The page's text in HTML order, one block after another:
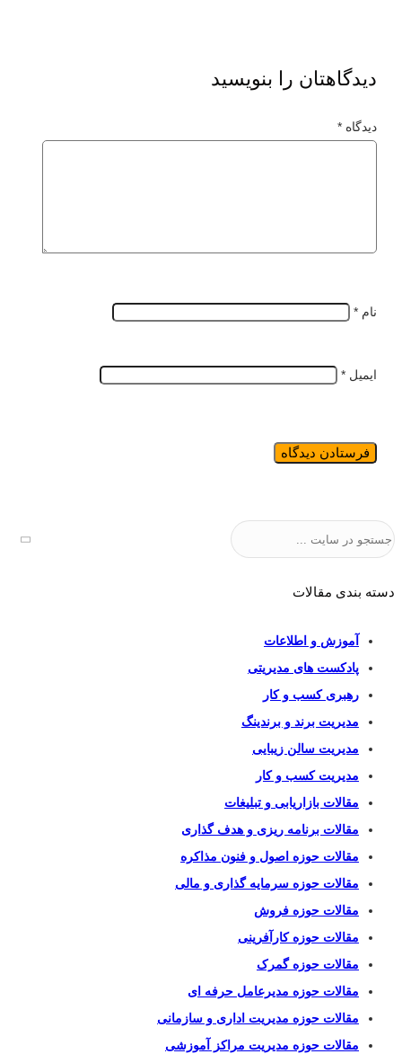
دیدگاهتان را بنویسید
دیدگاه *
نام *
ایمیل *
جستجو
دسته بندی مقالات
آموزش و اطلاعات
پادکست های مدیریتی
رهبری کسب و کار
مدیریت برند و برندینگ
مدیریت سالن زیبایی
مدیریت کسب و کار
مقالات بازاریابی و تبلیغات
مقالات برنامه ریزی و هدف گذاری
مقالات حوزه اصول و فنون مذاکره
مقالات حوزه سرمایه گذاری و مالی
مقالات حوزه فروش
مقالات حوزه کارآفرینی
مقالات حوزه گمرک
مقالات حوزه مدیرعامل حرفه ای
مقالات حوزه مدیریت اداری و سازمانی
مقالات حوزه مدیریت مراکز آموزشی